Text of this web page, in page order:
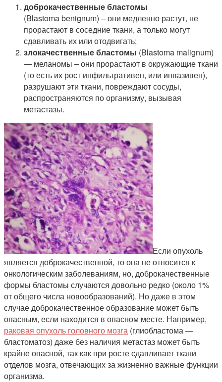
доброкачественные бластомы
(Blastoma benignum) – они медленно растут, не
прорастают в соседние ткани, а только могут
сдавливать их или отодвигать;
злокачественные бластомы (Blastoma malignum)
— меланомы – они прорастают в окружающие ткани
(то есть их рост инфильтративен, или инвазивен),
разрушают эти ткани, повреждают сосуды,
распространяются по организму, вызывая
метастазы.
Если опухоль
является доброкачественной, то она не относится к
онкологическим заболеваниям, но, доброкачественные
формы бластомы случаются довольно редко (около 1%
от общего числа новообразований). Но даже в этом
случае доброкачественное образование может быть
опасным, если находится в опасном месте. Например,
раковая опухоль головного мозга (глиобластома —
бластоматоз) даже без наличия метастаз может быть
крайне опасной, так как при росте сдавливает ткани
отделов мозга, отвечающих за жизненно важные функции
организма.